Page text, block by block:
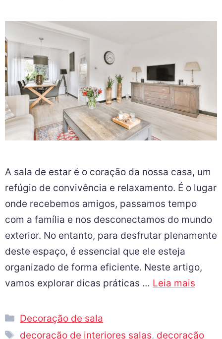
A sala de estar é o coração da nossa casa, um
refúgio de convivência e relaxamento. É o lugar
onde recebemos amigos, passamos tempo
com a família e nos desconectamos do mundo
exterior. No entanto, para desfrutar plenamente
deste espaço, é essencial que ele esteja
organizado de forma eficiente. Neste artigo,
vamos explorar dicas práticas … Leia mais
Decoração de sala
decoração de interiores salas, decoração